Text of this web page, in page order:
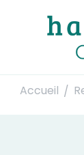
Accueil /